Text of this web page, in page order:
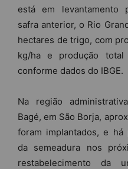
está em levantamento
safra anterior, o Rio
hectares de trigo, com
kg/ha e produção total
conforme dados do IBGE.
Na região
Bagé, em São Borja,
foram implantados, e há
da semeadura nos
restabelecimento